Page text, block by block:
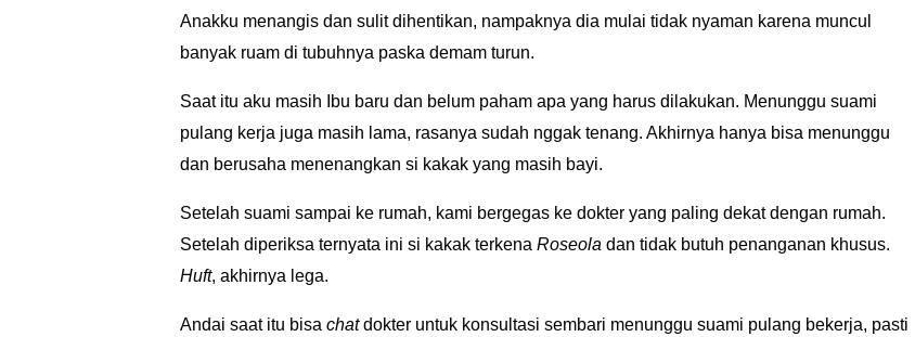
Anakku menangis dan sulit dihentikan, nampaknya dia mulai tidak nyaman karena muncul
banyak ruam di tubuhnya paska demam turun.
Saat itu aku masih Ibu baru dan belum paham apa yang harus dilakukan. Menunggu suami
pulang kerja juga masih lama, rasanya sudah nggak tenang. Akhirnya hanya bisa menunggu
dan berusaha menenangkan si kakak yang masih bayi.
Setelah suami sampai ke rumah, kami bergegas ke dokter yang paling dekat dengan rumah.
Setelah diperiksa ternyata ini si kakak terkena Roseola dan tidak butuh penanganan khusus.
Huft, akhirnya lega.
Andai saat itu bisa chatdokter untuk konsultasi sembari menunggu suami pulang bekerja, pasti